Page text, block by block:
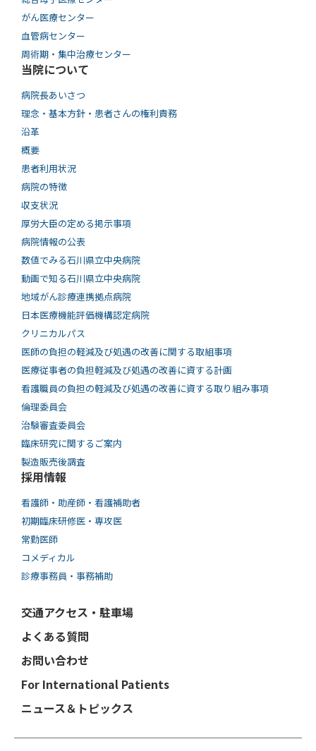
がん医療センター
血管病センター
周術期・集中治療センター
当院について
病院長あいさつ
理念・基本方針・患者さんの権利責務
沿革
概要
患者利用状況
病院の特徴
収支状況
厚労大臣の定める掲示事項
病院情報の公表
数値でみる石川県立中央病院
動画で知る⽯川県⽴中央病院
地域がん診療連携拠点病院
日本医療機能評価機構認定病院
クリニカルパス
医師の負担の軽減及び処遇の改善に関する取組事項
医療従事者の負担軽減及び処遇の改善に資する計画
看護職員の負担の軽減及び処遇の改善に資する取り組み事項
倫理委員会
治験審査委員会
臨床研究に関するご案内
製造販売後調査
採用情報
看護師・助産師・看護補助者
初期臨床研修医・専攻医
常勤医師
コメディカル
診療事務員・事務補助
交通アクセス・駐車場
よくある質問
お問い合わせ
For International Patients
ニュース＆トピックス